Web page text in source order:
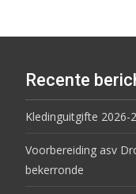
Recente
Kledinguitgifte 2026-
Voorbereiding asv
bekerronde